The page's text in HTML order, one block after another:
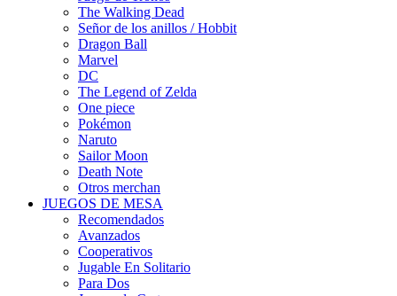
The Walking Dead
Señor de los anillos / Hobbit
Dragon Ball
Marvel
DC
The Legend of Zelda
One piece
Pokémon
Naruto
Sailor Moon
Death Note
Otros merchan
JUEGOS DE MESA
Recomendados
Avanzados
Cooperativos
Jugable En Solitario
Para Dos